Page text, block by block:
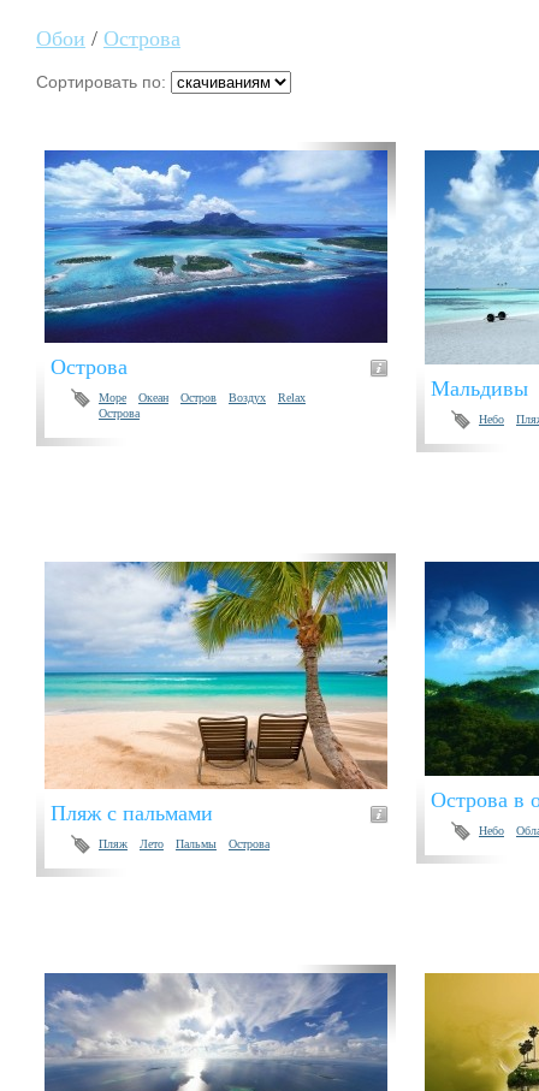
Обои / Острова
Сортировать по:
Острова
Море Океан Остров Воздух
Relax
Острова
Мальдивы
Небо
Пляж с пальмами
Пляж Лето Пальмы Острова
Острова в
Небо